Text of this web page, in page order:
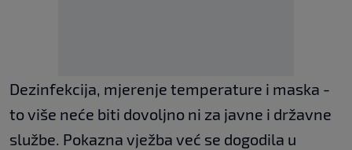
Dezinfekcija, mjerenje temperature i maska -
to više neće biti dovoljno ni za javne i državne
službe. Pokazna vježba već se dogodila u